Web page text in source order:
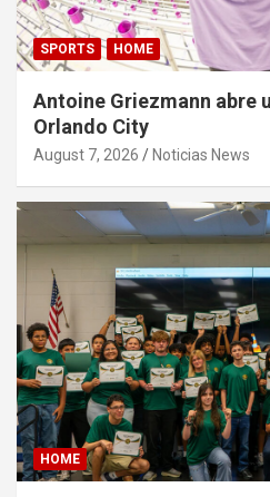
SPORTS HOME
Antoine Griezmann abre
Orlando City
August 7, 2026 Noticias News
HOME